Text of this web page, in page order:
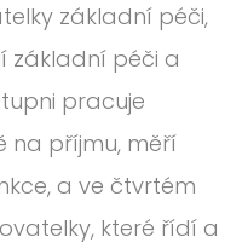
základní péči,
základní péči a
pracuje
na příjmu, měří
a ve čtvrtém
které řídí a